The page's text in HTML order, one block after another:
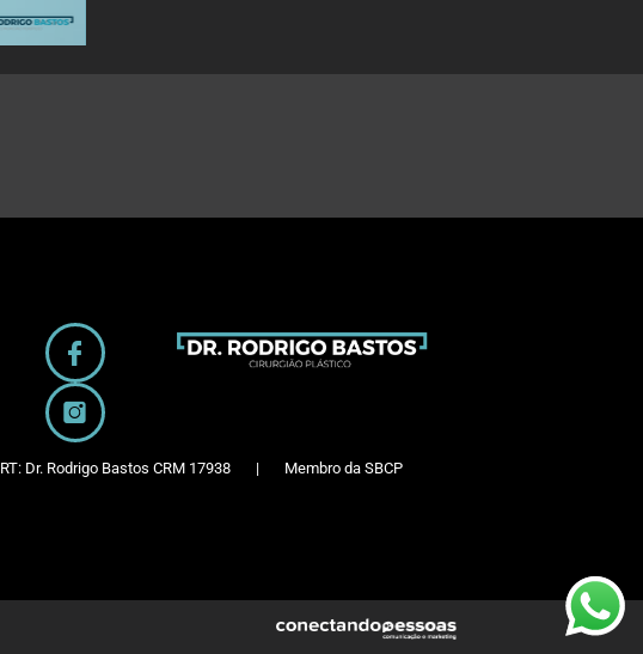
RT: Dr. Rodrigo Bastos CRM 17938 | Membro da SBCP